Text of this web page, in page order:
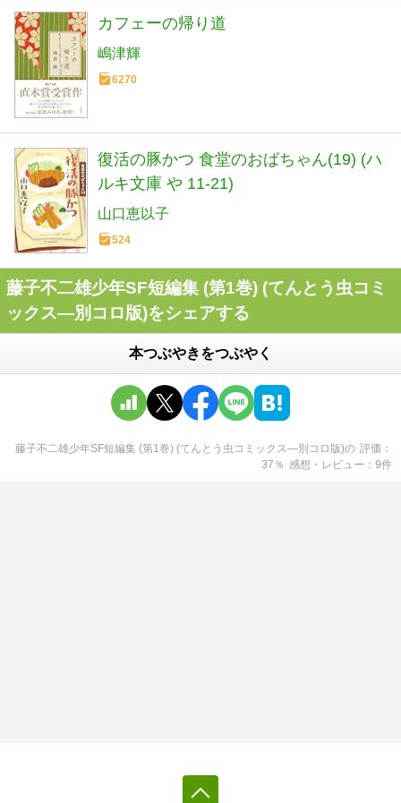
カフェーの帰り道
嶋津輝
6270
復活の豚かつ 食堂のおばちゃん(19) (ハ
ルキ文庫 や 11-21)
山口恵以子
524
藤子不二雄少年SF短編集 (第1巻) (てんとう虫コミ
ックス―別コロ版)をシェアする
本つぶやきをつぶやく
藤子不二雄少年SF短編集 (第1巻) (てんとう虫コミックス―別コロ版)の 評価
37 ％ 感想・レビュー 9件